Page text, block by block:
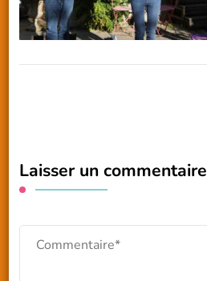
Laisser un commentaire